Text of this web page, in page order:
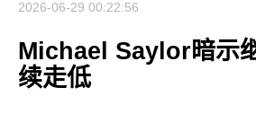
2026-06-29 00:22:56
Michael Saylor暗示
续走低